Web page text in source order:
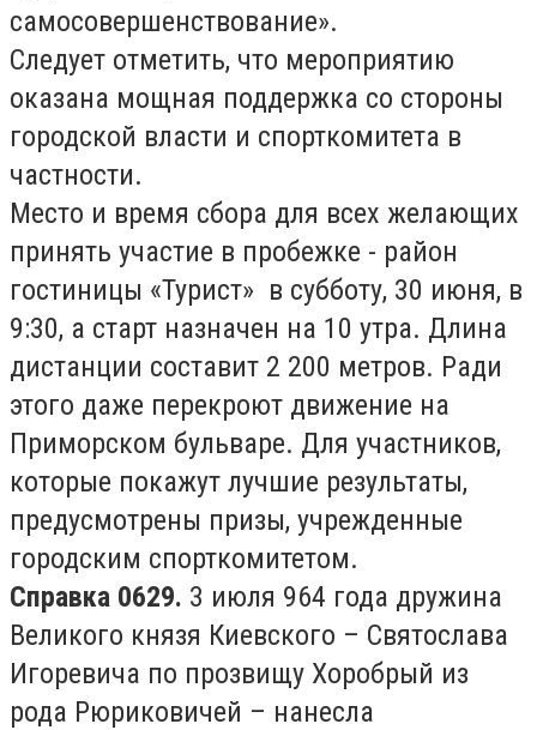
самосовершенствование».
Следует отметить, что мероприятию
оказана мощная поддержка со стороны
городской власти и спорткомитета в
частности.
Место и время сбора для всех желающих
принять участие в пробежке - район
гостиницы «Турист» в субботу, 30 июня, в
9:30, а старт назначен на 10 утра. Длина
дистанции составит 2 200 метров. Ради
этого даже перекроют движение на
Приморском бульваре. Для участников,
которые покажут лучшие результаты,
предусмотрены призы, учрежденные
городским спорткомитетом.
Справка 0629. 3 июля 964 года дружина
Великого князя Киевского – Святослава
Игоревича по прозвищу Хоробрый из
рода Рюриковичей – нанесла